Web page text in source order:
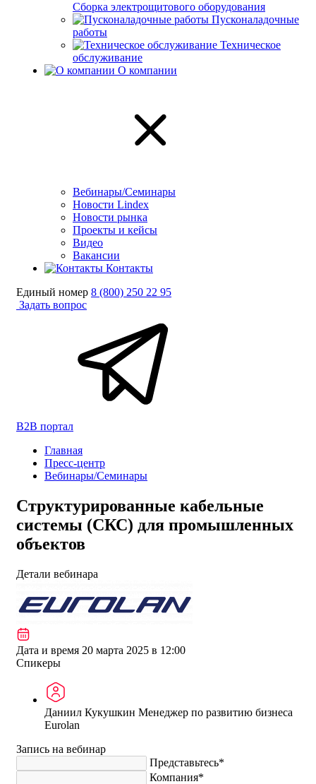
Сборка электрощитового оборудования
Пусконаладочные
работы
Техническое
обслуживание
О компании
Вебинары/Семинары
Новости Lindex
Новости рынка
Проекты и кейсы
Видео
Вакансии
Контакты
Единый номер 8 (800) 250 22 95
Задать вопрос
B2B портал
Главная
Пресс-центр
Вебинары/Семинары
Структурированные кабельные
системы (СКС) для промышленных
объектов
Детали вебинара
Дата и время 20 марта 2025 в 12:00
Спикеры
Даниил Кукушкин Менеджер по развитию бизнеса
Eurolan
Запись на вебинар
Представьтесь*
Компания*